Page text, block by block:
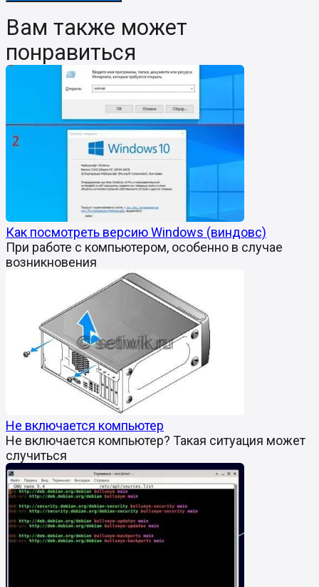
Вам также может
понравиться
Как посмотреть версию Windows (виндовс)
При работе с компьютером, особенно в случае
возникновения
Не включается компьютер
Не включается компьютер? Такая ситуация может
случиться